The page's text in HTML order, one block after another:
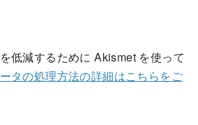
低減するために Akismet を使って
タの処理方法の詳細はこちらをご